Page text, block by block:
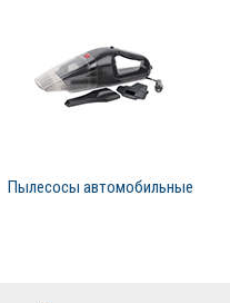
Пылесосы автомобильные